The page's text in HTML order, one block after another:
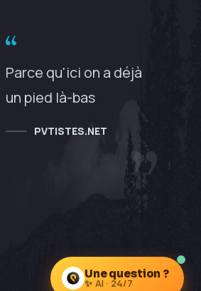
Parce qu'ici on a déjà
un pied là-bas
PVTISTES.NET
Une question ?
✨ AI · 24/7